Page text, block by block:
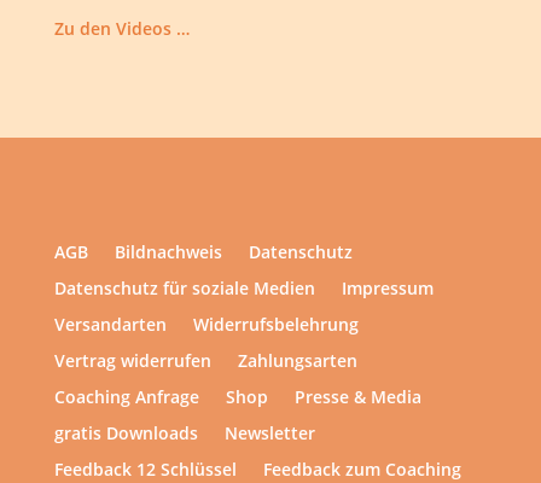
Zu den Videos …
AGB Bildnachweis
Datenschutz
Datenschutz für soziale Medien
Impressum
Versandarten
Widerrufsbelehrung
Vertrag widerrufen
Zahlungsarten
Coaching Anfrage
Shop
Presse & Media
gratis Downloads
Newsletter
Feedback 12 Schlüssel
Feedback zum Coaching